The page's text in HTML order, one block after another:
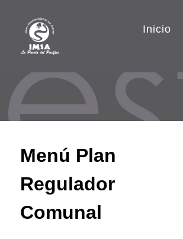
Inicio
Menú Plan
Regulador
Comunal